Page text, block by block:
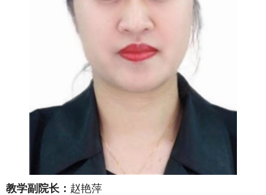
教学副院长 ： 赵艳萍